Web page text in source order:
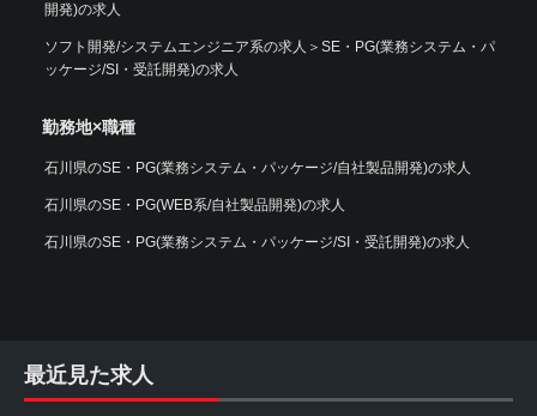
開発)の求人
ソフト開発/システムエンジニア系の求人 ＞ SE・PG(業務システム・パ
ッケージ/SI・受託開発)の求人
勤務地×職種
石川県のSE・PG(業務システム・パッケージ/自社製品開発)の求人
石川県のSE・PG(WEB系/自社製品開発)の求人
石川県のSE・PG(業務システム・パッケージ/SI・受託開発)の求人
最近見た求人